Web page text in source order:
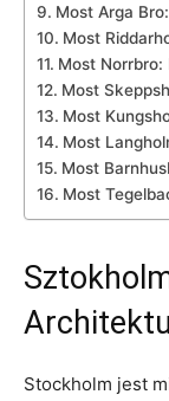
Most Arga
Most⁣
Most
Most
Most
Most
Most
Most
Stockholm jest